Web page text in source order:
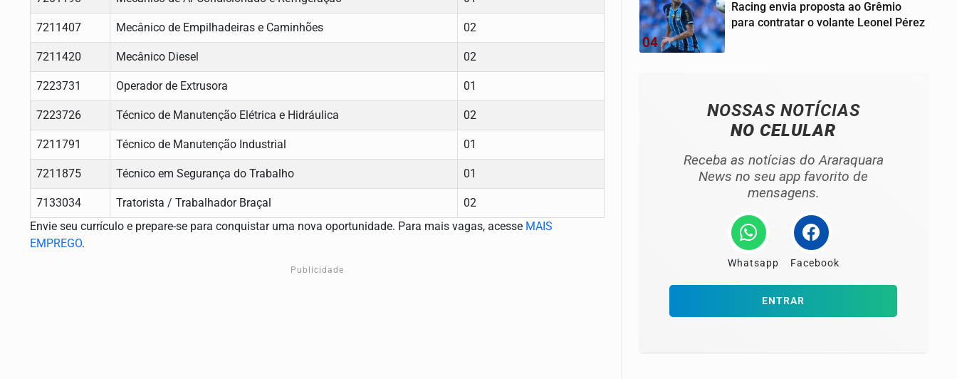
7211407 Mecânico de Empilhadeiras e Caminhões 02
7211420 Mecânico Diesel 02
7223731 Operador de Extrusora 01
7223726 Técnico de Manutenção Elétrica e Hidráulica 02
7211791 Técnico de Manutenção Industrial 01
7211875 Técnico em Segurança do Trabalho 01
7133034 Tratorista / Trabalhador Braçal
02
Envie seu currículo e prepare-se para conquistar uma nova oportunidade. Para mais vagas, acesse MAIS
EMPREGO.
Publicidade
04
Racing envia proposta ao Grêmio
para contratar o volante Leonel Pérez
NOSSAS NOTÍCIAS
NO CELULAR
Receba as notícias do Araraquara
News no seu app favorito de
mensagens.
Whatsapp Facebook
ENTRAR